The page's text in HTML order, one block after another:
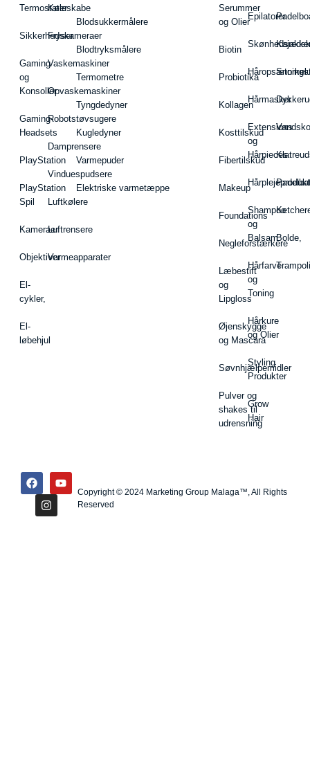
Termostater
Sikkerhedskameraer
Gaming
og
Konsoller
Gaming-
Headsets
PlayStation
PlayStation
Spil
Kameraer
Objektiver
El-
cykler,
El-
løbehjul
Køleskabe
Fryser
Vaskemaskiner
Opvaskemaskiner
Robotstøvsugere
Damprensere
Vinduespudsere
Luftkølere
Luftrensere
Varmeapparater
Blodsukkermålere
Blodtryksmålere
Termometre
Tyngdedyner
Kugledyner
Varmepuder
Elektriske varmetæppe
Serummer
og Olier
Biotin
Probiotika
Kollagen
Kosttilskud
Fibertilskud
Makeup
Foundations
Negleforstærkere
Læbestift
og
Lipgloss
Øjenskygge
og Mascara
Søvnhjælpemidler
Pulver og
shakes til
udrensning
Epilatorer
Hårmasker
Extensions
og
Hårpieces
Shampoo
og
Balsam
Hårfarve
og
Toning
Hårkure
og Olier
Styling
Produkter
Grow
Hair
Vandsko
Bolde,
Copyright © 2024 Marketing Group Malaga™, All Rights
Reserved